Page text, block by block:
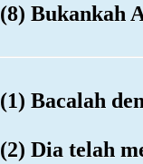
(8) Bukankah
(1) Bacalah
(2) Dia telah